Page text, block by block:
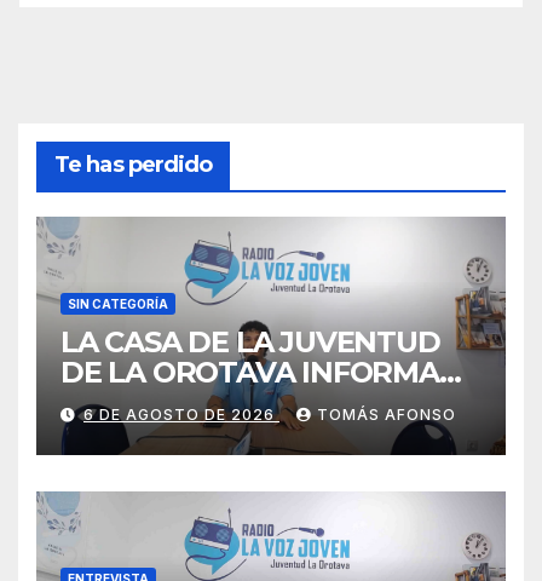
Te has perdido
SIN CATEGORÍA
LA CASA DE LA JUVENTUD
DE LA OROTAVA INFORMA
AGOSTO 2026
6 DE AGOSTO DE 2026 TOMÁS AFONSO
ENTREVISTA